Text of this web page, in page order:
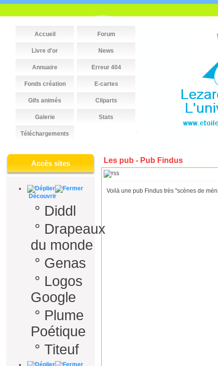
Accueil Forum
Livre d'or News
Annuaire Erreur 404
Fonds création E-cartes
Gifs animés Cliparts
Galerie Stats
Téléchargements
Accès sites
Découvrir
° Diddl
° Drapeaux
du monde
° Genas
° Logos
Google
° Plume
Poétique
° Titeuf
Les pub - Pub Findus
Voilà une pub Findus très "scènes de